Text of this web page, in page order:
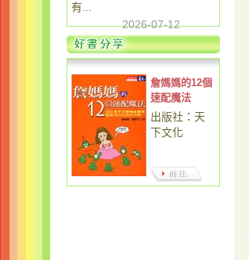
有...
2026-07-12
詹媽媽的12個
速配魔法
出版社：天
下文化